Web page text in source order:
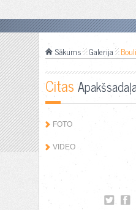
Sākums Galerija
Citas
FOTO
VIDEO